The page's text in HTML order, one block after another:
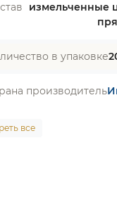
измельченные
в упаковке
производитель
все